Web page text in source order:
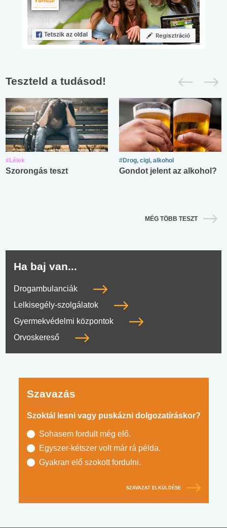
Teszteld a tudásod!
#Lélek
Szorongás teszt
#Drog, cigi, alkohol
Gondot jelent az alkohol?
MÉG TÖBB TESZT
Ha baj van...
Drogambulanciák
Lelkisegély-szolgálatok
Gyermekvédelmi központok
Orvoskereső
Szavazás
Szoktál lesni vagy puskázni dolgozatíráskor?
Sohasem fordult még elő.
Egyszer-kétszer volt már rá példa.
Gyakran elő szokott fordulni.
SZAVAZAT ELKÜLDÉSE